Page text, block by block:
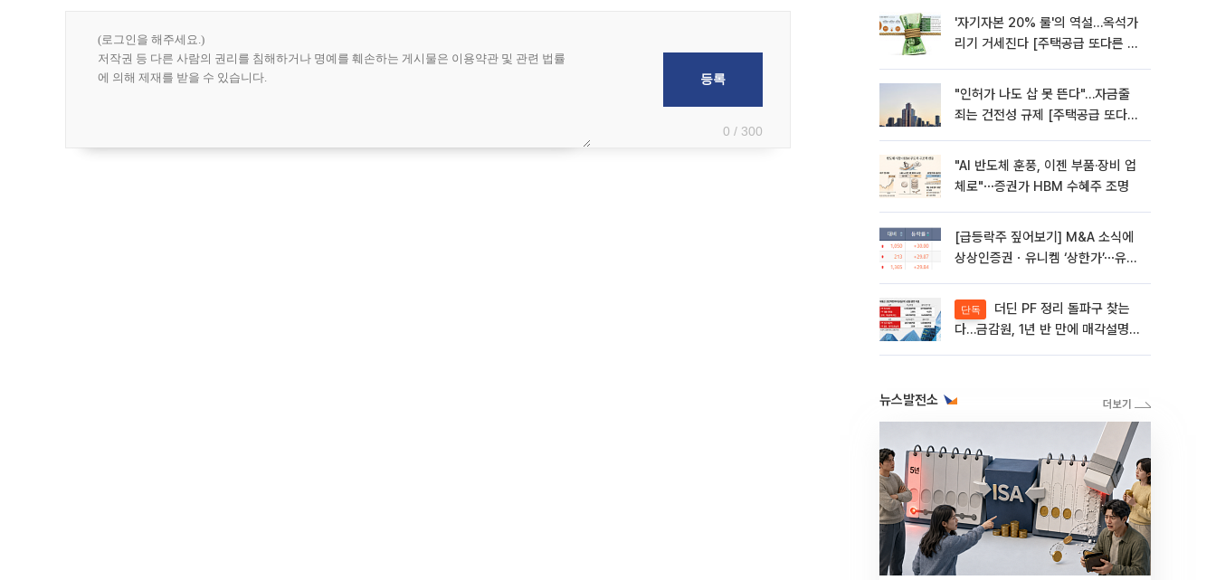
0 / 300
'자기자본 20% 룰'의 역설…옥석가
리기 거세진다 [주택공급 또다른 병
"인허가 나도 삽 못 뜬다"…자금줄
죄는 건전성 규제 [주택공급 또다른
"AI 반도체 훈풍, 이젠 부품·장비 업
체로"⋯증권가 HBM 수혜주 조명
[급등락주 짚어보기] M&A 소식에
상상인증권ㆍ유니켐 ‘상한가’⋯유증
단독
다…금감원, 1년 반 만에 매각설명회
뉴스발전소